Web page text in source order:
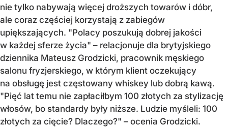
nie tylko nabywają więcej droższych towarów i dóbr,
ale coraz częściej korzystają z zabiegów
upiększających. "Polacy poszukują dobrej jakości
w każdej sferze życia" – relacjonuje dla brytyjskiego
dziennika Mateusz Grodzicki, pracownik męskiego
salonu fryzjerskiego, w którym klient oczekujący
na obsługę jest częstowany whiskey lub dobrą kawą.
"Pięć lat temu nie zapłaciłbym 100 złotych za stylizację
włosów, bo standardy były niższe. Ludzie myśleli: 100
złotych za cięcie? Dlaczego?" – ocenia Grodzicki.